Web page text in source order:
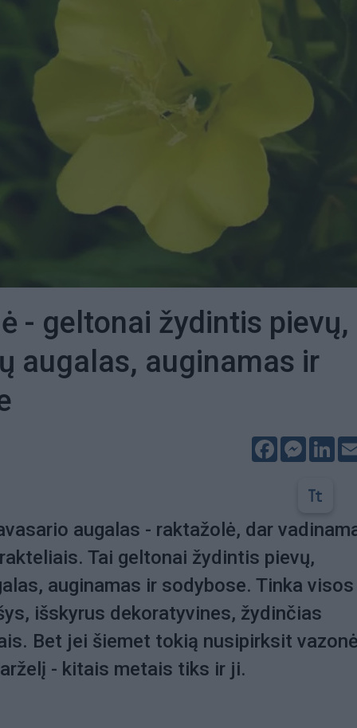
- geltonai žydintis pievų,
augalas, auginamas ir
Facebook
augalas - raktažolė, dar
Tai geltonai žydintis pievų,
auginamas ir sodybose. Tinka visos
išskyrus dekoratyvines, žydinčias
Bet jei šiemet tokią nusipirksit
- kitais metais tiks ir ji.